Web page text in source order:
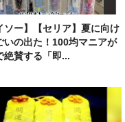
ソー】【セリア】夏に向け
いの出た！100均マニアが
絶賛する「即...